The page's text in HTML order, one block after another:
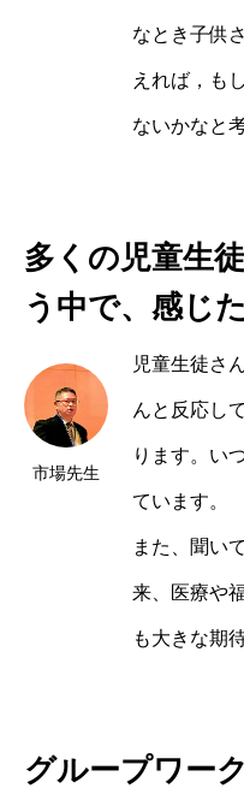
なとき子供
えれば，も
ないかなと
多くの児童生
う中で、感じ
市場
児童生徒さ
んと反応し
ります。い
ています。
また、聞い
来、医療や
も大きな期
グループワー